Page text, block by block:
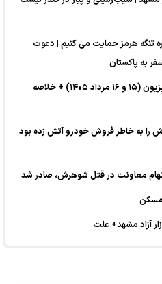
تنگه هرمز حمایت می کنیم | دعوت
به پاکستان
فیلم‌های سینمایی آخر هفته تلویزیون (۱۵ و ۱۶ مرداد ۱۴۰۵) + خلاصه
را به خاطر فروش خودرو آتش زده بود
معاونت در قتل شوهرش، صادر شد
مسکن